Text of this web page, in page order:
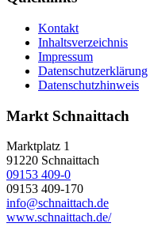
Kontakt
Inhaltsverzeichnis
Impressum
Datenschutzerklärung
Datenschutzhinweis
Markt Schnaittach
Marktplatz 1
91220 Schnaittach
09153 409-0
09153 409-170
info@schnaittach.de
www.schnaittach.de/